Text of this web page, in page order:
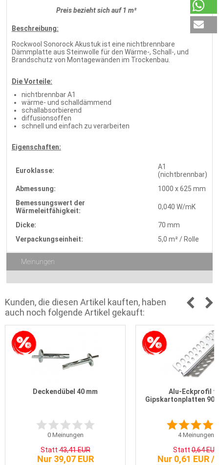
Preis bezieht sich auf 1 m²
Beschreibung:
Rockwool Sonorock Akustuk ist eine nichtbrennbare
Dämmplatte aus Steinwolle für den Wärme-, Schall-, und
Brandschutz von Montagewänden im Trockenbau.
Die Vorteile:
nichtbrennbar A1
wärme- und schalldämmend
schallabsorbierend
diffusionsoffen
schnell und einfach zu verarbeiten
Eigenschaften:
Euroklasse:
A1
(nichtbrennbar)
Abmessung:
1000 x 625 mm
Bemessungswert der
Wärmeleitfähigkeit:
0,040 W/mK
Dicke:
70 mm
Verpackungseinheit:
5,0 m² / Rolle
Meinungen
Kunden, die diesen Artikel kauften, haben
auch noch folgende Artikel gekauft:
Deckendübel 40 mm
0Meinungen
Statt43,41 EUR
Nur 39,07 EUR
Alu-Eckprofil
Gipskartonplatten
4Meinungen
Statt0,64 EUR
Nur 0,61 EUR /